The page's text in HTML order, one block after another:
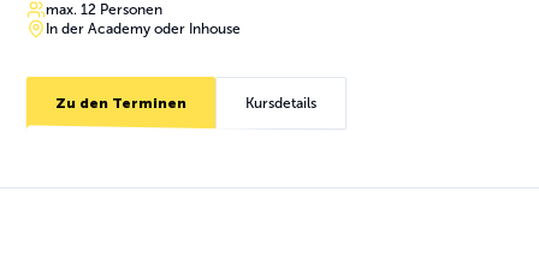
max. 12 Personen
In der Academy oder Inhouse
Zu den Terminen Kursdetails